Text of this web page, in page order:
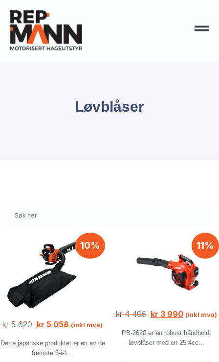
Løvblåser
10%
kr5 620 kr 5 058 (inkl mva)
Dette japanske produktet er en av de
fremste 3-i-1...
11%
kr4 495 kr 3 990 (inkl mva)
PB-2620 er en robust håndholdt
løvblåser med en 25.4cc...